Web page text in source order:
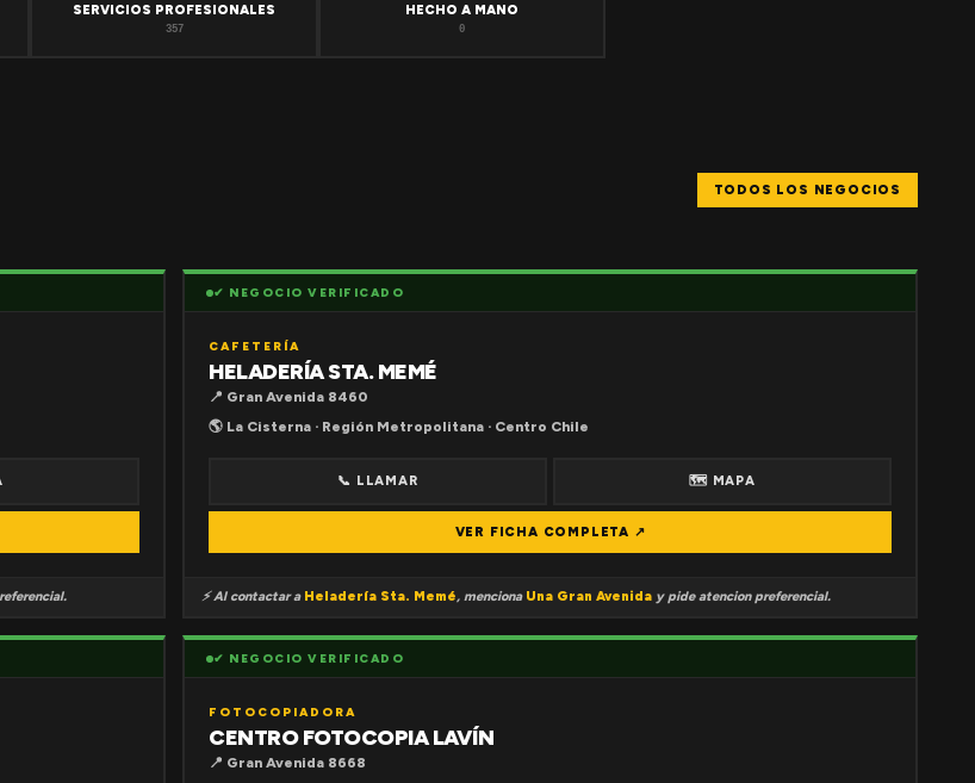
SERVICIOS PROFESIONALES
357
HECHO A MANO
0
TODOS LOS NEGOCIOS
✔ NEGOCIO VERIFICADO
CAFETERÍA
HELADERÍA STA. MEMÉ
📍 Gran Avenida 8460
🌎 La Cisterna · Región Metropolitana · Centro Chile
📞 LLAMAR 🗺 MAPA
VER FICHA COMPLETA ↗
⚡ Al contactar a Heladería Sta. Memé, menciona Una Gran Avenida y pide atencion preferencial.
✔ NEGOCIO VERIFICADO
FOTOCOPIADORA
CENTRO FOTOCOPIA LAVÍN
📍 Gran Avenida 8668